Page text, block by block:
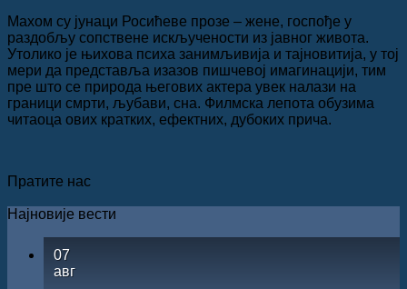
Махом су јунаци Росићеве прозе – жене, госпође у
раздобљу сопствене искључености из јавног живота.
Утолико је њихова психа занимљивија и тајновитија, у тој
мери да представља изазов пишчевој имагинацији, тим
пре што се природа његових актера увек налази на
граници смрти, љубави, сна. Филмска лепота обузима
читаоца ових кратких, ефектних, дубоких прича.
Пратите нас
Најновије вести
07
авг